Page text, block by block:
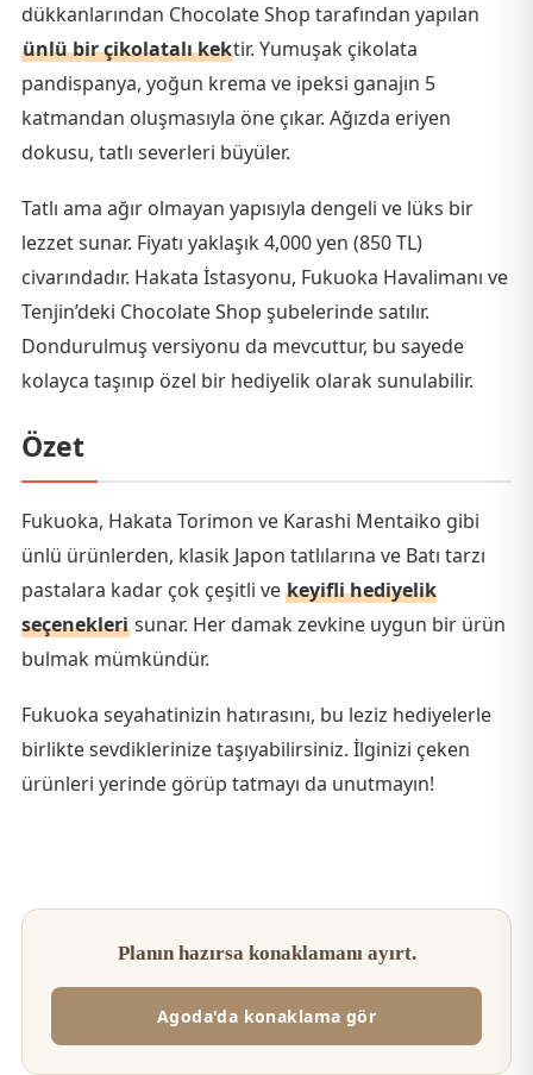
dükkanlarından Chocolate Shop tarafından yapılan
ünlü bir çikolatalı kektir. Yumuşak çikolata
pandispanya, yoğun krema ve ipeksi ganajın 5
katmandan oluşmasıyla öne çıkar. Ağızda eriyen
dokusu, tatlı severleri büyüler.
Tatlı ama ağır olmayan yapısıyla dengeli ve lüks bir
lezzet sunar. Fiyatı yaklaşık 4,000 yen (850 TL)
civarındadır. Hakata İstasyonu, Fukuoka Havalimanı ve
Tenjin’deki Chocolate Shop şubelerinde satılır.
Dondurulmuş versiyonu da mevcuttur, bu sayede
kolayca taşınıp özel bir hediyelik olarak sunulabilir.
Özet
Fukuoka, Hakata Torimon ve Karashi Mentaiko gibi
ünlü ürünlerden, klasik Japon tatlılarına ve Batı tarzı
pastalara kadar çok çeşitli ve keyifli hediyelik
seçenekleri sunar. Her damak zevkine uygun bir ürün
bulmak mümkündür.
Fukuoka seyahatinizin hatırasını, bu leziz hediyelerle
birlikte sevdiklerinize taşıyabilirsiniz. İlginizi çeken
ürünleri yerinde görüp tatmayı da unutmayın!
Planın hazırsa konaklamanı ayırt.
Agoda'da konaklama gör